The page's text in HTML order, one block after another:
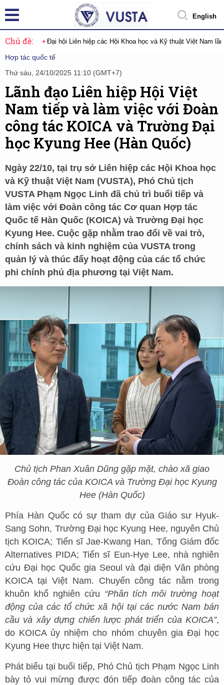
English
Chủ đề: Đại hội Liên hiệp các Hội Khoa học và Kỹ thuật Việt Nam
Hợp tác quốc tế
Thứ sáu, 24/10/2025 11:10 (GMT+7)
Lãnh đạo Liên hiệp Hội Việt
Nam tiếp và làm việc với Đoàn
công tác KOICA và Trường Đại
học Kyung Hee (Hàn Quốc)
Ngày 22/10, tại trụ sở Liên hiệp các Hội Khoa học
và Kỹ thuật Việt Nam (VUSTA), Phó Chủ tịch
VUSTA Phạm Ngọc Linh đã chủ trì buổi tiếp và
làm việc với Đoàn công tác Cơ quan Hợp tác
Quốc tế Hàn Quốc (KOICA) và Trường Đại học
Kyung Hee. Cuộc gặp nhằm trao đổi về vai trò,
chính sách và kinh nghiệm của VUSTA trong
quản lý và thúc đẩy hoạt động của các tổ chức
phi chính phủ địa phương tại Việt Nam.
Chủ tịch Phan Xuân Dũng gặp mặt, chào xã giao
Đoàn công tác của KOICA và Trường Đại học Kyung
Hee (Hàn Quốc)
Phía Hàn Quốc có sự tham dự của Giáo sư Hyuk-
Sang Sohn, Trường Đại học Kyung Hee, nguyên Chủ
tịch KOICA; Tiến sĩ Jae-Kwang Han, Tổng Giám đốc
Alternatives PIDA; Tiến sĩ Eun-Hye Lee, nhà nghiên
cứu Đại học Quốc gia Seoul và đại diện Văn phòng
KOICA tại Việt Nam. Chuyến công tác nằm trong
khuôn khổ nghiên cứu “Phân tích môi trường hoạt
động của các tổ chức xã hội tại các nước Nam bán
cầu và xây dựng chiến lược phát triển của KOICA”,
do KOICA ủy nhiệm cho nhóm chuyên gia Đại học
Kyung Hee thực hiện tại Việt Nam.
Phát biểu tại buổi tiếp, Phó Chủ tịch Phạm Ngọc Linh
bày tỏ vui mừng được đón tiếp đoàn công tác của